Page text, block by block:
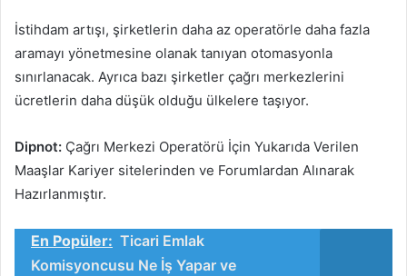
İstihdam artışı, şirketlerin daha az operatörle daha fazla
aramayı yönetmesine olanak tanıyan otomasyonla
sınırlanacak. Ayrıca bazı şirketler çağrı merkezlerini
ücretlerin daha düşük olduğu ülkelere taşıyor.
Dipnot: Çağrı Merkezi Operatörü İçin Yukarıda Verilen
Maaşlar Kariyer sitelerinden ve Forumlardan Alınarak
Hazırlanmıştır.
En Popüler: Ticari Emlak
Komisyoncusu Ne İş Yapar ve